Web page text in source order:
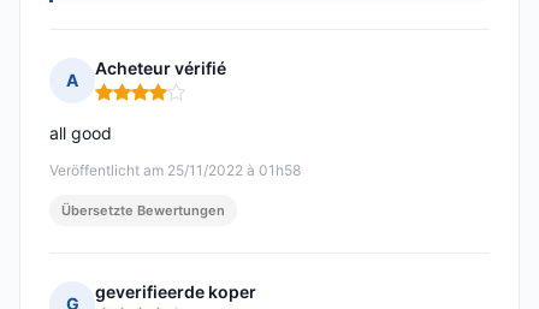
A
Acheteur vérifié
Hinweis: 4 von 5
Veröffentlicht am 25/11/2022 à 01h58
all good
Übersetzte Bewertungen
G
geverifieerde koper